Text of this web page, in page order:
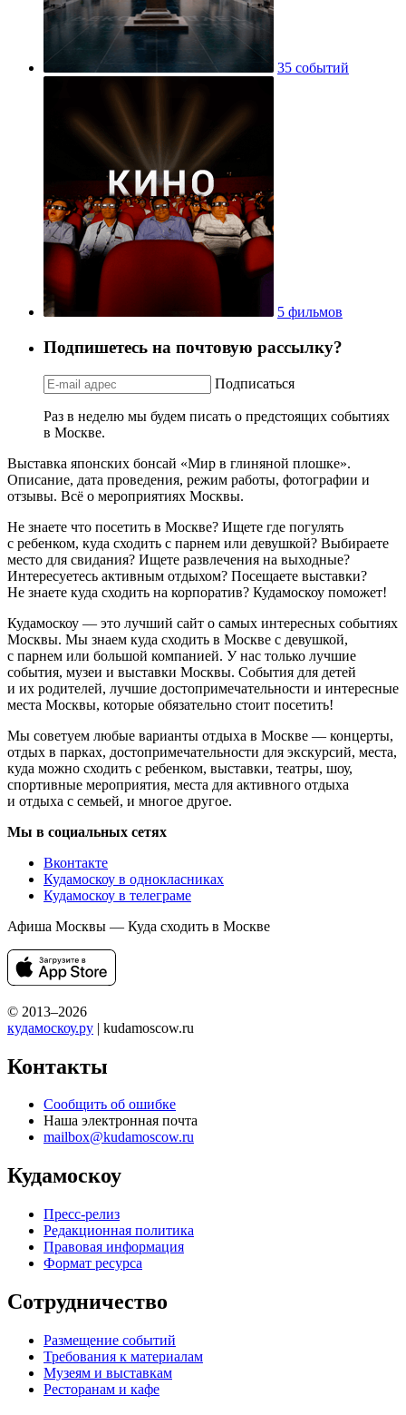
35 событий
5 фильмов
Подпишетесь на почтовую рассылку?
Подписаться
Раз в неделю мы будем писать о предстоящих событиях
в Москве.
Выставка японских бонсай «Мир в глиняной плошке».
Описание, дата проведения, режим работы, фотографии и
отзывы. Всё о мероприятиях Москвы.
Не знаете что посетить в Москве? Ищете где погулять
с ребенком, куда сходить с парнем или девушкой? Выбираете
место для свидания? Ищете развлечения на выходные?
Интересуетесь активным отдыхом? Посещаете выставки?
Не знаете куда сходить на корпоратив? Кудамоскоу поможет!
Кудамоскоу — это лучший сайт о самых интересных событиях
Москвы. Мы знаем куда сходить в Москве с девушкой,
с парнем или большой компанией. У нас только лучшие
события, музеи и выставки Москвы. События для детей
и их родителей, лучшие достопримечательности и интересные
места Москвы, которые обязательно стоит посетить!
Мы советуем любые варианты отдыха в Москве — концерты,
отдых в парках, достопримечательности для экскурсий, места,
куда можно сходить с ребенком, выставки, театры, шоу,
спортивные мероприятия, места для активного отдыха
и отдыха с семьей, и многое другое.
Мы в социальных сетях
Вконтакте
Кудамоскоу в однокласниках
Кудамоскоу в телеграме
Афиша Москвы — Куда сходить в Москве
© 2013–2026
кудамоскоу.ру | kudamoscow.ru
Контакты
Сообщить об ошибке
Наша электронная почта
mailbox@kudamoscow.ru
Кудамоскоу
Пресс-релиз
Редакционная политика
Правовая информация
Формат ресурса
Сотрудничество
Размещение событий
Требования к материалам
Музеям и выставкам
Ресторанам и кафе